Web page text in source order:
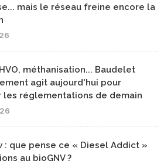
mais le réseau freine encore la
méthanisation... Baudelet
agit aujourd'hui pour
les réglementations de demain
: que pense ce « Diesel Addict »
au bioGNV ?